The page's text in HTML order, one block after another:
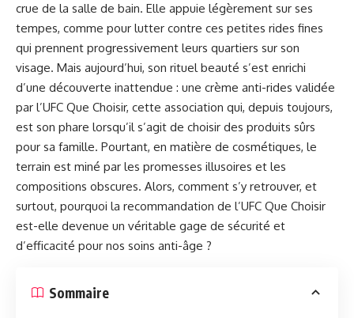
crue de la salle de bain. Elle appuie légèrement sur ses
tempes, comme pour lutter contre ces petites rides fines
qui prennent progressivement leurs quartiers sur son
visage. Mais aujourd’hui, son rituel beauté s’est enrichi
d’une découverte inattendue : une crème anti-rides validée
par l’UFC Que Choisir, cette association qui, depuis toujours,
est son phare lorsqu’il s’agit de choisir des produits sûrs
pour sa famille. Pourtant, en matière de cosmétiques, le
terrain est miné par les promesses illusoires et les
compositions obscures. Alors, comment s’y retrouver, et
surtout, pourquoi la recommandation de l’UFC Que Choisir
est-elle devenue un véritable gage de sécurité et
d’efficacité pour nos soins anti-âge ?
Sommaire